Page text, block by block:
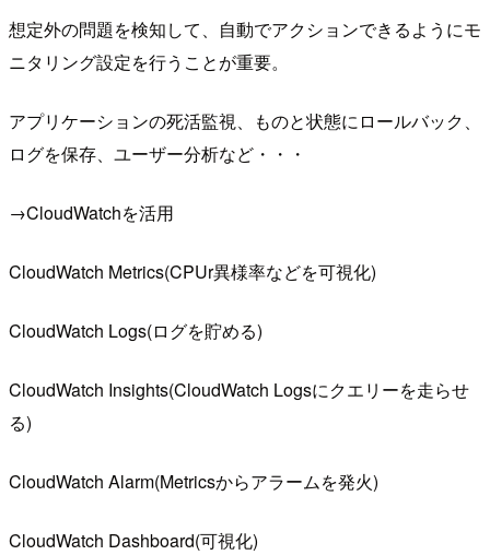
想定外の問題を検知して、自動でアクションできるようにモ
ニタリング設定を行うことが重要。
アプリケーションの死活監視、ものと状態にロールバック、
ログを保存、ユーザー分析など・・・
→CloudWatchを活用
CloudWatch Metrics(CPUr異様率などを可視化)
CloudWatch Logs(ログを貯める)
CloudWatch Insights(CloudWatch Logsにクエリーを走らせ
る)
CloudWatch Alarm(Metricsからアラームを発火)
CloudWatch Dashboard(可視化)